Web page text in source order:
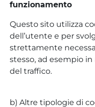
funzionamento
Questo sito utilizza
dell’utente e per
strettamente
stesso, ad esempio
del traffico.
b) Altre tipologie di